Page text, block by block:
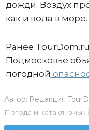
дожди. Воздух
как и вода в море.
Ранее
Подмосковье
погодной
Автор: Редакция
Погода и катаклизмы ,